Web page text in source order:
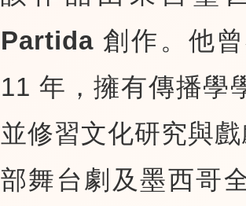
Partida 創作。他
11 年，擁有傳播學
並修習文化研究與
部舞台劇及墨西哥